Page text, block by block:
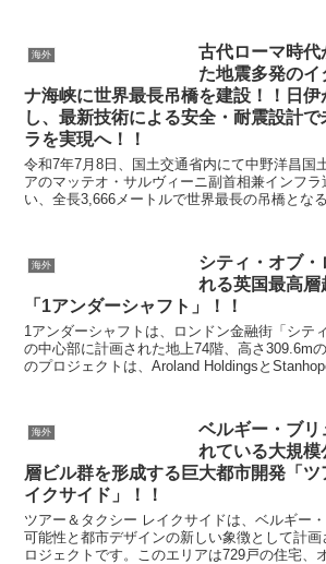
海外
古代ローマ時
た地震多発の
ナ海峡に世界最長吊橋を建設！！日
し、最新技術による安全・耐震設計
ラを実現へ！！
令和7年7月8日、国土交通省内にて中野洋昌国
アのマッテオ・サルヴィーニ副首相兼インフ
い、全長3,666メートルで世界最長の吊橋とな
海外
シティ・オブ・
れる英国最高
「1アンダーシャフト」！！
1アンダーシャフトは、ロンドン金融街「シテ
の中心部に計画された地上74階、高さ309.6m
のプロジェクトは、Aroland Holdingsと
海外
ベルギー・ブリ
れている大規
層ビル群を形成する巨大都市開発「
イクサイド」！！
ツアー＆タクシー レイクサイドは、ベルギー
可能性と都市デザインの新しい象徴として計
ロジェクトです。このエリアは729戸の住宅、